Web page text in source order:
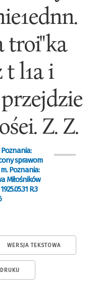
troi"ka
t l1a i
Z. Z.
sprawom
Poznania:
Miłośników
R.3
WERSJA TEKSTOWA